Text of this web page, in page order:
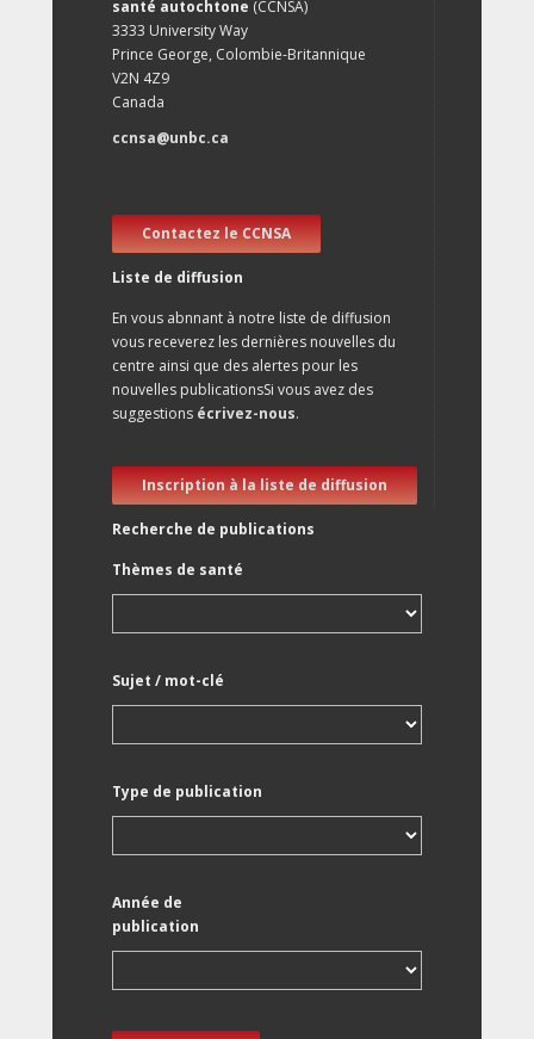
santé autochtone (CCNSA)
3333 University Way
Prince George, Colombie-Britannique
V2N 4Z9
Canada
ccnsa@unbc.ca
Contactez le CCNSA
Liste de diffusion
En vous abnnant à notre liste de diffusion
vous receverez les dernières nouvelles du
centre ainsi que des alertes pour les
nouvelles publicationsSi vous avez des
suggestions écrivez-nous.
Inscription à la liste de diffusion
Recherche de publications
Thèmes de santé
Sujet / mot-clé
Type de publication
Année de
publication